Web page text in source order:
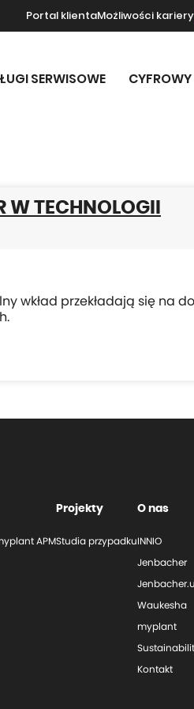
Portal klientaMożliwości kariery
SERWISOWE CYFROWY
TECHNOLOGII
wkład przekładają się na
APM
Projekty
Studia przypadku
O nas
INNIO
Jenbacher
Waukesha
myplant
Kontakt